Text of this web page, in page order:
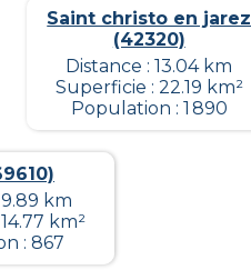
Saint christo en jarez
(42320)
Distance : 13.04 km
Superficie : 22.19 km²
Population : 1 890
km
km²
: 867